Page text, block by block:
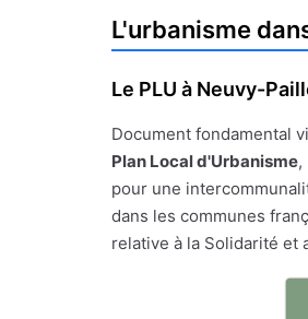
L'urbanisme
Le PLU à Neuvy-
Document fondamental
Plan Local d'Urbanisme,
pour une
dans les communes
relative à la Solidarité et